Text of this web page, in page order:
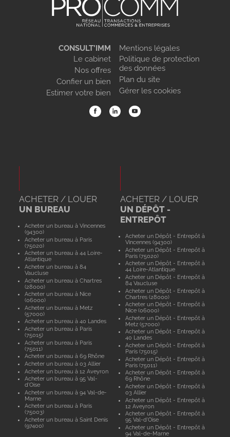
CONSULT’IMM
Le cabinet
Nos offres
Confier un bien
Estimer votre bien
Mentions légales
Politique de protection
des données
Plan du site
Gérer les cookies
ACHETER / LOUER
UN BUREAU
Acheter un bureau à Vincennes
(94300)
Acheter un bureau à Paris
(75020)
Acheter un bureau à 44 Loire-
Atlantique
Acheter un bureau à 84
Vaucluse
Acheter un bureau à Chartres
(28000)
Acheter un bureau à Nice
(06000)
Acheter un bureau à Metz
(57000)
Acheter un bureau à 40 Landes
Acheter un bureau à Paris
(75015)
Acheter un bureau à Paris
(75011)
Acheter un bureau à 69 Rhône
Acheter un bureau à 03 Allier
Acheter un bureau à 12 Aveyron
Acheter un bureau à 95 Val-
d'Oise
Acheter un bureau à 94 Val-de-
Marne
Acheter un bureau à Paris
(75003)
Acheter un bureau à Saint Denis
(97400)
ACHETER / LOUER
UN DÉPÔT -
ENTREPÔT
Acheter un Dépôt - Entrepôt à
Vincennes (94300)
Acheter un Dépôt - Entrepôt à
Paris (75020)
Acheter un Dépôt - Entrepôt à
44 Loire-Atlantique
Acheter un Dépôt - Entrepôt à
84 Vaucluse
Acheter un Dépôt - Entrepôt à
Chartres (28000)
Acheter un Dépôt - Entrepôt à
Nice (06000)
Acheter un Dépôt - Entrepôt à
Metz (57000)
Acheter un Dépôt - Entrepôt à
40 Landes
Acheter un Dépôt - Entrepôt à
Paris (75015)
Acheter un Dépôt - Entrepôt à
Paris (75011)
Acheter un Dépôt - Entrepôt à
69 Rhône
Acheter un Dépôt - Entrepôt à
03 Allier
Acheter un Dépôt - Entrepôt à
12 Aveyron
Acheter un Dépôt - Entrepôt à
95 Val-d'Oise
Acheter un Dépôt - Entrepôt à
94 Val-de-Marne